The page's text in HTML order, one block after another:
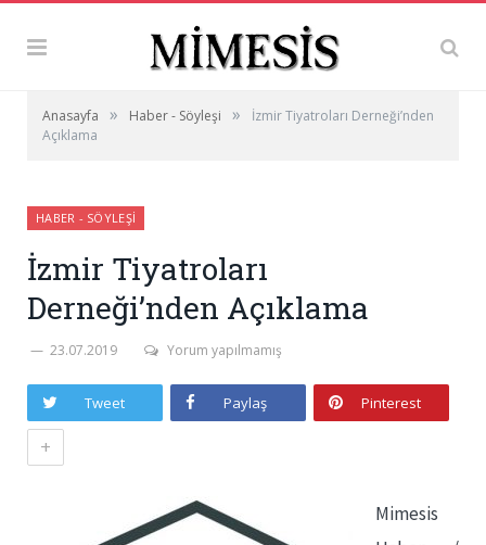
Anasayfa » Haber - Söyleşi »
İzmir Tiyatroları Derneği’nden
Açıklama
HABER - SÖYLEŞI
İzmir Tiyatroları
Derneği’nden Açıklama
23.07.2019 Yorum yapılmamış
Tweet Paylaş Pinterest
+
Mimesis